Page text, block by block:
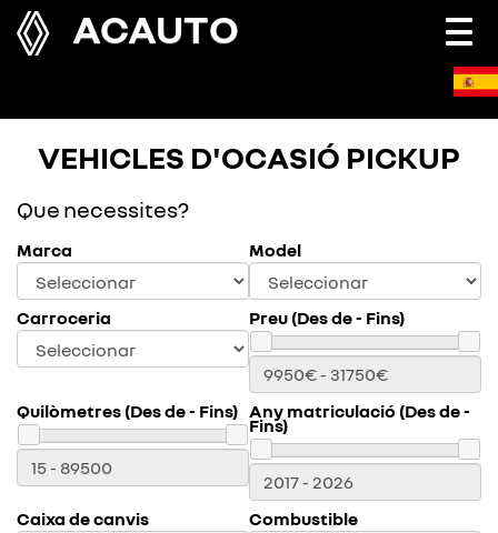
ACAUTO
VEHICLES D'OCASIÓ PICKUP
Que necessites?
Marca Model
Carroceria Preu (Des de - Fins)
Quilòmetres (Des de - Fins) Any matriculació (Des de -
Fins)
Caixa de canvis Combustible